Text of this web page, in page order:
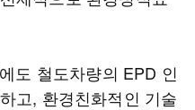
도 철도차량의 EPD 인
고, 환경친화적인 기술